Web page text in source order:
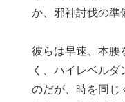
か、邪神討伐の準
彼らは早速、本腰
く、ハイレベルダ
のだが、時を同じ